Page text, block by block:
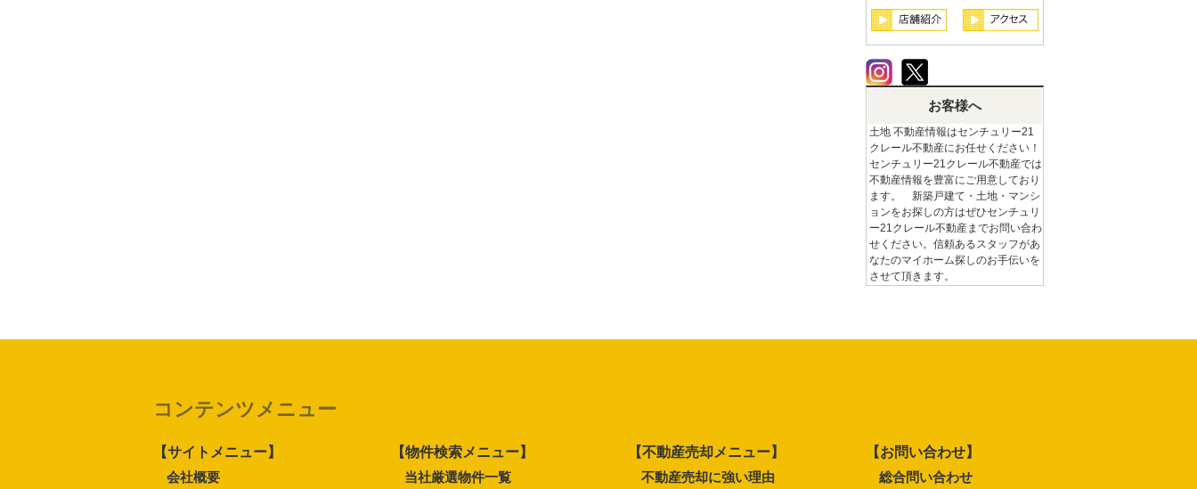
お客様へ
土地 不動産情報はセンチュリー21
クレール不動産にお任せください！
センチュリー21クレール不動産では
不動産情報を豊富にご用意しており
ます。 新築戸建て・土地・マンシ
ョンをお探しの方はぜひセンチュリ
ー21クレール不動産までお問い合わ
せください。信頼あるスタッフがあ
なたのマイホーム探しのお手伝いを
させて頂きます。
コンテンツメニュー
【サイトメニュー】
会社概要
【物件検索メニュー】
当社厳選物件一覧
【不動産売却メニュー】
不動産売却に強い理由
【お問い合わせ】
総合問い合わせ